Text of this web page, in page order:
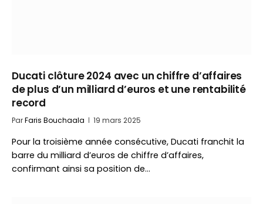
Ducati clôture 2024 avec un chiffre d’affaires
de plus d’un milliard d’euros et une rentabilité
record
ParFaris Bouchaala 19 mars 2025
Pour la troisième année consécutive, Ducati franchit la
barre du milliard d’euros de chiffre d’affaires,
confirmant ainsi sa position de…